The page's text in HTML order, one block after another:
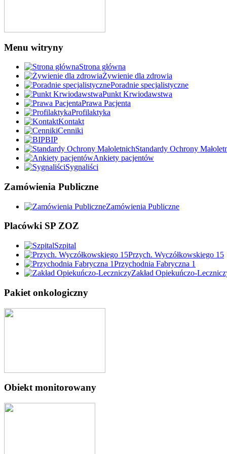
Menu witryny
Strona główna
Żywienie dla zdrowia
Poradnie specjalistyczne
Punkt Krwiodawstwa
Prawa Pacjenta
Profilaktyka
Kontakt
Cenniki
BIP
Standardy Ochrony
Ankiety pacjentów
Sygnaliści
Zamówienia Publiczne
Zamówienia Publiczne
Placówki SP ZOZ
Szpital
Przych. Wyczółkowskiego 15
Przychodnia Fabryczna 1
Zakład Opiekuńczo-
Pakiet onkologiczny
Obiekt monitorowany